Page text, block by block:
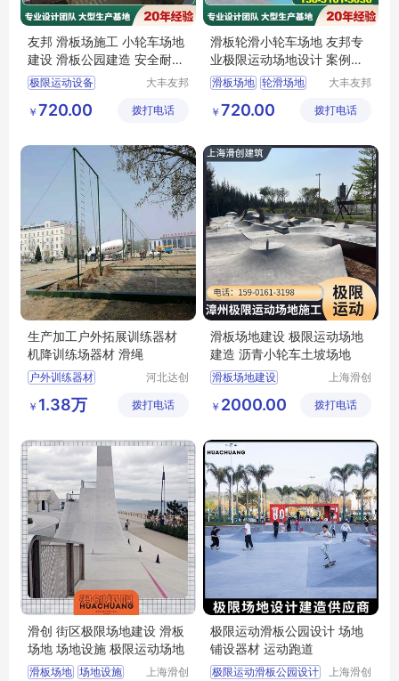
友邦 滑板场施工 小轮车场地
建设 滑板公园建造 安全耐磨
品质保证
极限运动设备
极限运动场地建造
滑板场地施工
大丰友邦
场地建设
￥ 720.00 拨打电话
滑板轮滑小轮车场地 友邦专
业极限运动场地设计 案例众
多
滑板场地 轮滑场地
极限运动场地
大丰友邦
场地建设
￥ 720.00 拨打电话
生产加工户外拓展训练器材
机降训练场器材 滑绳
户外训练器材
机降训练场器材
机降滑绳
河北达创
有限公司
￥ 1.38万 拨打电话
滑板场地建设 极限运动场地
建造 沥青小轮车土坡场地
滑板场地建设
极限运动土坡场地
上海滑创
工程有限
￥ 2000.00 拨打电话
滑创 街区极限场地建设 滑板
场地 场地设施 极限运动场地
滑板场地 场地设施
上海滑创
极限运动滑板公园设计 场地
铺设器材 运动跑道
极限运动滑板公园设计
上海滑创